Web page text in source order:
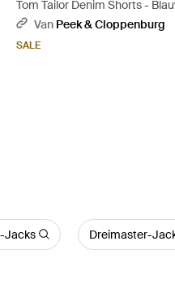
Tom Tailor Denim Shorts -
Van Peek & Cloppenburg
SALE
Jacks Dreimaster-